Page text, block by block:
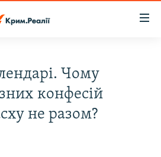
Чому
конфесій
не разом?